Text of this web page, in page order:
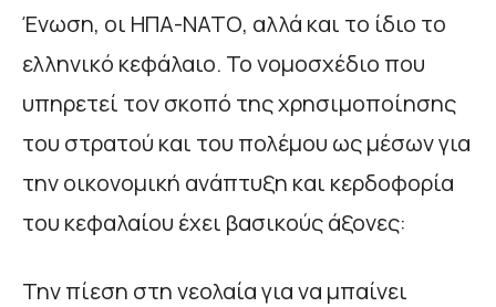
Ένωση, οι ΗΠΑ-ΝΑΤΟ, αλλά και το ίδιο το
ελληνικό κεφάλαιο. Το νομοσχέδιο που
υπηρετεί τον σκοπό της χρησιμοποίησης
του στρατού και του πολέμου ως μέσων για
την οικονομική ανάπτυξη και κερδοφορία
του κεφαλαίου έχει βασικούς άξονες:
Την πίεση στη νεολαία για να μπαίνει